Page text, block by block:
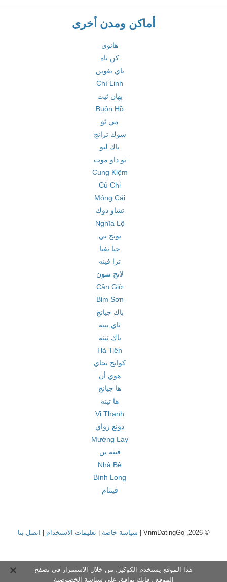
أماكن ومدن أخرى
هانوي
كن تاه
تاي نغوين
Chí Linh
بهان ثيت
Buôn Hồ
مي ثو
سوك ترانج
باك ليو
تو داو موت
Cung Kiệm
Củ Chi
Móng Cái
تشاو دوك
Nghĩa Lộ
يونج بي
جيا نغيا
ترا فينه
لانج سون
Cần Giờ
Bỉm Sơn
باك جيانج
ثاي بينه
باك نينه
Hà Tiên
كوانج نجاي
هوي أن
ها جيانج
ها تينه
Vị Thanh
دونغ زواي
Mường Lay
فينه ين
Nhà Bè
Bình Long
فيتنام
© 2026, VnmDatingGo | سياسة خاصة |تعليمات الاستخدام اتصل بنا
هذا الموقع يستخدم الكوكيز. من خلال الاستمرار في تصفح
الموقع ، فإنك توافق على سياسة الخصوصية